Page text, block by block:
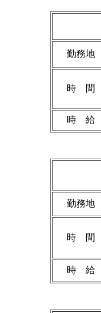
勤務地
時 間
時 給
勤務地
時 間
時 給